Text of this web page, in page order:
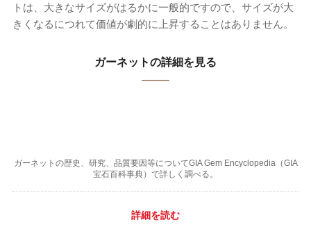
トは、大きなサイズがはるかに一般的ですので、サイズが大
きくなるにつれて価値が劇的に上昇することはありません。
ガーネットの詳細を見る
ガーネットの歴史、研究、品質要因等についてGIA Gem Encyclopedia（GIA
宝石百科事典）で詳しく調べる。
詳細を読む